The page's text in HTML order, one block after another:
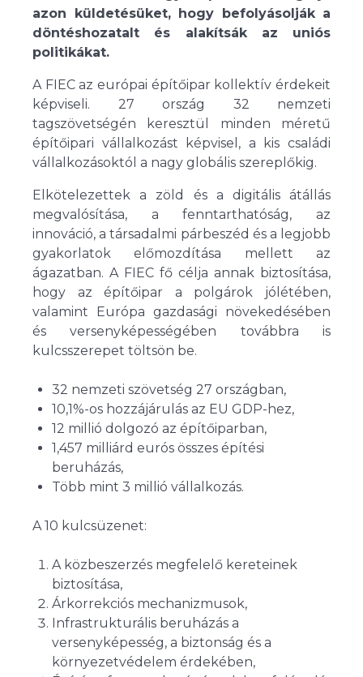
azon küldetésüket, hogy befolyásolják a
döntéshozatalt és alakítsák az uniós
politikákat.
A FIEC az európai építőipar kollektív érdekeit
képviseli. 27 ország 32 nemzeti
tagszövetségén keresztül minden méretű
építőipari vállalkozást képvisel, a kis családi
vállalkozásoktól a nagy globális szereplőkig.
Elkötelezettek a zöld és a digitális átállás
megvalósítása, a fenntarthatóság, az
innováció, a társadalmi párbeszéd és a legjobb
gyakorlatok előmozdítása mellett az
ágazatban. A FIEC fő célja annak biztosítása,
hogy az építőipar a polgárok jólétében,
valamint Európa gazdasági növekedésében
és versenyképességében továbbra is
kulcsszerepet töltsön be.
32 nemzeti szövetség 27 országban,
10,1%-os hozzájárulás az EU GDP-hez,
12 millió dolgozó az építőiparban,
1,457 milliárd eurós összes építési
beruházás,
Több mint 3 millió vállalkozás.
A 10 kulcsüzenet:
A közbeszerzés megfelelő kereteinek
biztosítása,
Árkorrekciós mechanizmusok,
Infrastrukturális beruházás a
versenyképesség, a biztonság és a
környezetvédelem érdekében,